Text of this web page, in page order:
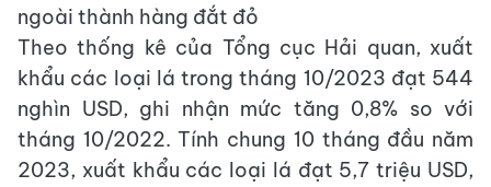
ngoài thành hàng đắt đỏ
Theo thống kê của Tổng cục Hải quan, xuất
khẩu các loại lá trong tháng 10/2023 đạt 544
nghìn USD, ghi nhận mức tăng 0,8% so với
tháng 10/2022. Tính chung 10 tháng đầu năm
2023, xuất khẩu các loại lá đạt 5,7 triệu USD,